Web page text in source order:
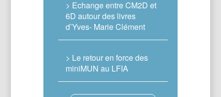
> Echange entre CM2D et
6D autour des livres
d’Yves- Marie Clément
> Le retour en force des
miniMUN au LFIA